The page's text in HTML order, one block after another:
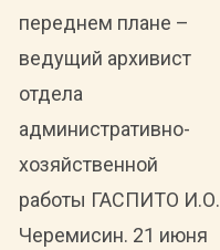
переднем плане –
ведущий архивист
отдела
административно-
хозяйственной
работы ГАСПИТО И.О.
Черемисин. 21 июня